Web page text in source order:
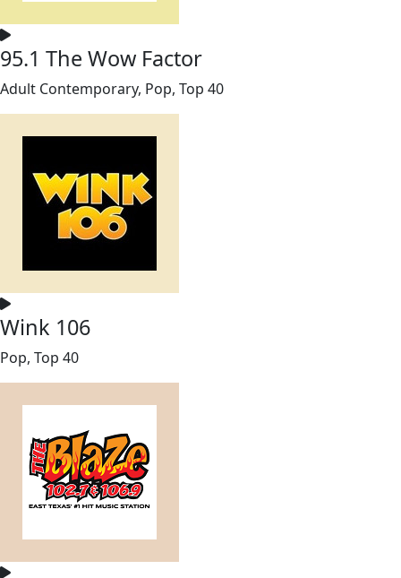
95.1 The Wow Factor
Adult Contemporary, Pop, Top 40
Wink 106
Pop, Top 40